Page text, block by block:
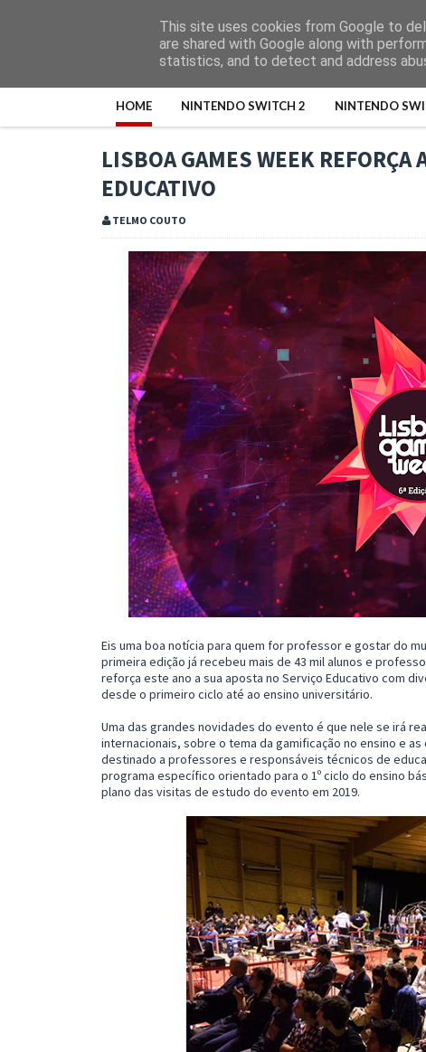
HOME NINTENDO SWITCH 2 NINTENDO
LISBOA GAMES WEEK REFORÇA
EDUCATIVO
TELMO COUTO
Eis uma boa notícia para quem for professor e gostar do
primeira edição já recebeu mais de 43 mil alunos e
reforça este ano a sua aposta no Serviço Educativo com
desde o primeiro ciclo até ao ensino universitário.
Uma das grandes novidades do evento é que nele se irá
internacionais, sobre o tema da gamificação no ensino e
destinado a professores e responsáveis técnicos de
programa específico orientado para o 1º ciclo do ensino
plano das visitas de estudo do evento em 2019.
This site uses cookies from Google to
are shared with Google along with
statistics, and to detect and address